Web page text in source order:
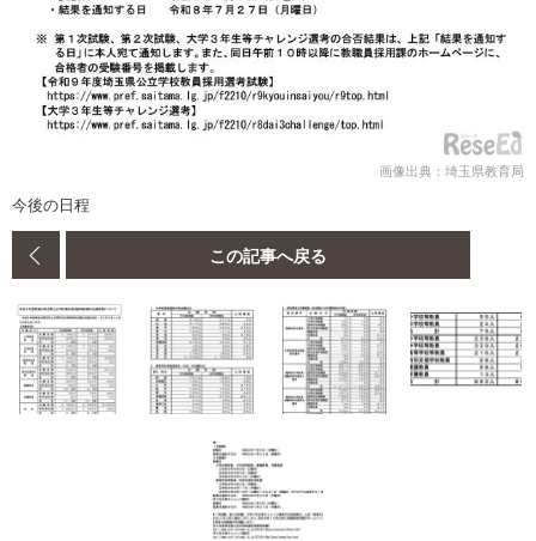
画像出典：埼玉県教育局
今後の日程
この記事へ戻る